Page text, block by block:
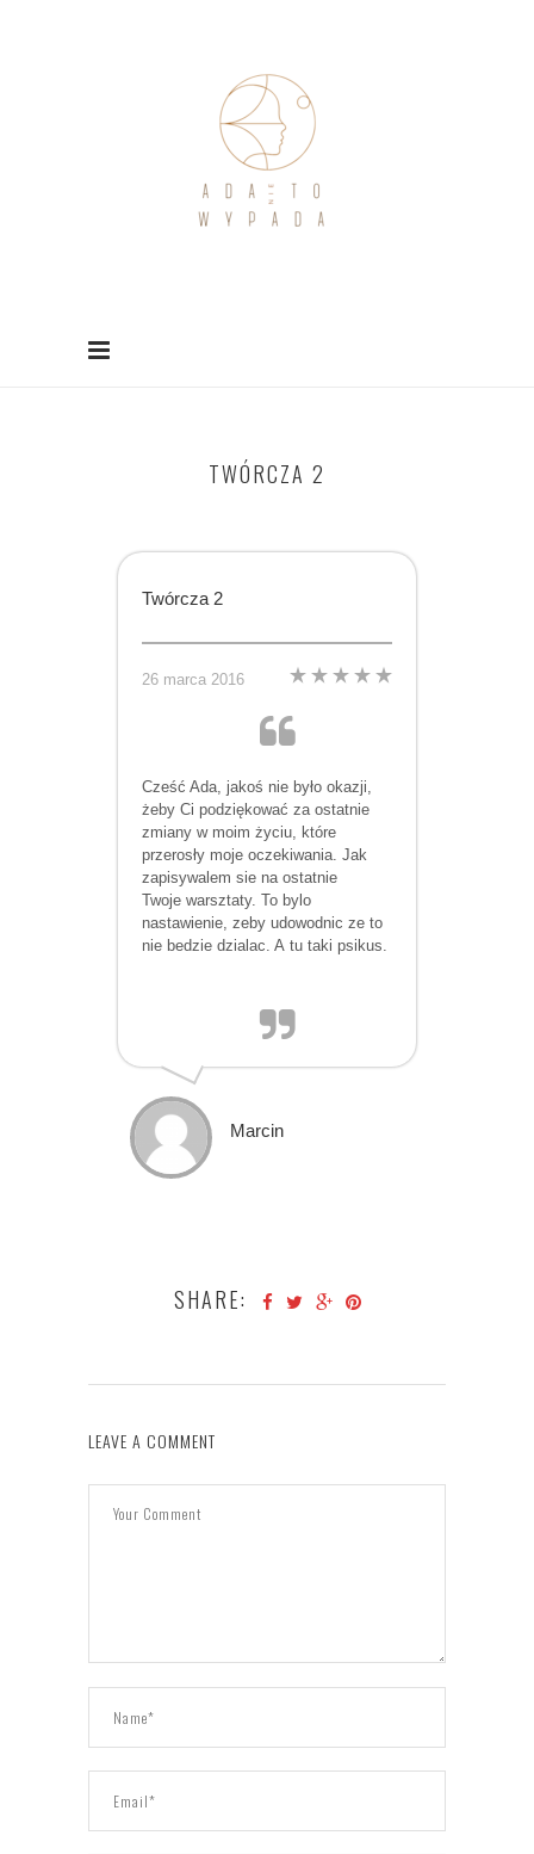
TWÓRCZA 2
Twórcza 2
26 marca 2016
Cześć Ada, jakoś nie było okazji,
żeby Ci podziękować za ostatnie
zmiany w moim życiu, które
przerosły moje oczekiwania. Jak
zapisywalem sie na ostatnie
Twoje warsztaty. To bylo
nastawienie, zeby udowodnic ze to
nie bedzie dzialac. A tu taki psikus.
Marcin
SHARE:
LEAVE A COMMENT